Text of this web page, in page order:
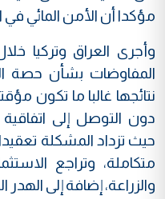
مؤكدا أن الأمن المائي في
وأجرى العراق وتركيا
المفاوضات بشأن حصة
نتائجها غالبا ما تكون
دون التوصل إلى
حيث تزداد المشكلة
متكاملة، وتراجع
والزراعة، إضافة إلى الهدر